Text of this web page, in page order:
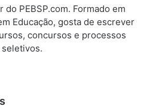
do PEBSP.com. Formado em
Educação, gosta de escrever
concursos e processos
seletivos.